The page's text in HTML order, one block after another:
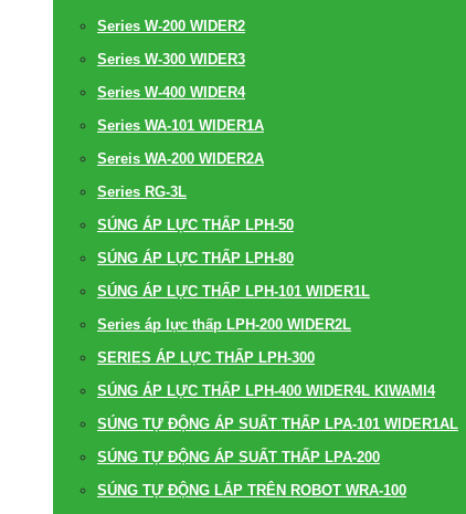
Series W-200 WIDER2
Series W-300 WIDER3
Series W-400 WIDER4
Series WA-101 WIDER1A
Sereis WA-200 WIDER2A
Series RG-3L
SÚNG ÁP LỰC THẤP LPH-50
SÚNG ÁP LỰC THẤP LPH-80
SÚNG ÁP LỰC THẤP LPH-101 WIDER1L
Series áp lực thấp LPH-200 WIDER2L
SERIES ÁP LỰC THẤP LPH-300
SÚNG ÁP LỰC THẤP LPH-400 WIDER4L KIWAMI4
SÚNG TỰ ĐỘNG ÁP SUẤT THẤP LPA-101 WIDER1AL
SÚNG TỰ ĐỘNG ÁP SUẤT THẤP LPA-200
SÚNG TỰ ĐỘNG LẮP TRÊN ROBOT WRA-100